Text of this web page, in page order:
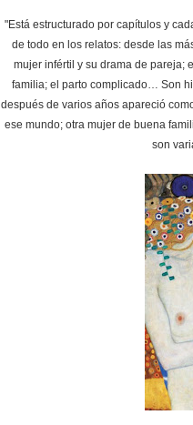
"Está estructurado por capítulos y
de todo en los relatos: desde las
mujer infértil y su drama de pareja;
familia; el parto complicado… Son
después de varios años apareció
ese mundo; otra mujer de buena
son